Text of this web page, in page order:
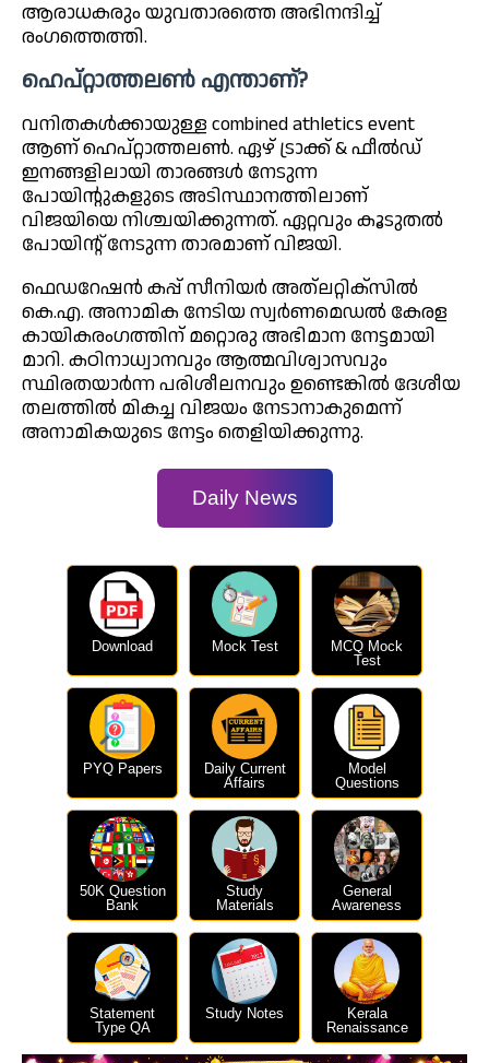
ആരാധകരും യുവതാരത്തെ അഭിനന്ദിച്ച്
രംഗത്തെത്തി.
ഹെപ്റ്റാത്തലൺ എന്താണ്?
വനിതകൾക്കായുള്ള combined athletics event
ആണ് ഹെപ്റ്റാത്തലൺ. ഏഴ് ട്രാക്ക് & ഫീൽഡ്
ഇനങ്ങളിലായി താരങ്ങൾ നേടുന്ന
പോയിന്റുകളുടെ അടിസ്ഥാനത്തിലാണ്
വിജയിയെ നിശ്ചയിക്കുന്നത്. ഏറ്റവും കൂടുതൽ
പോയിന്റ് നേടുന്ന താരമാണ് വിജയി.
ഫെഡറേഷൻ കപ്പ് സീനിയർ അത്‌ലറ്റിക്സിൽ
കെ.എ. അനാമിക നേടിയ സ്വർണമെഡൽ കേരള
കായികരംഗത്തിന് മറ്റൊരു അഭിമാന നേട്ടമായി
മാറി. കഠിനാധ്വാനവും ആത്മവിശ്വാസവും
സ്ഥിരതയാർന്ന പരിശീലനവും ഉണ്ടെങ്കിൽ ദേശീയ
തലത്തിൽ മികച്ച വിജയം നേടാനാകുമെന്ന്
അനാമികയുടെ നേട്ടം തെളിയിക്കുന്നു.
Daily News
Download Mock Test
MCQ Mock
Test
PYQ Papers
Daily Current
Affairs
Model
Questions
50K Question
Bank
Study
Materials
General
Awareness
Statement
Type QA
Study Notes
Kerala
Renaissance